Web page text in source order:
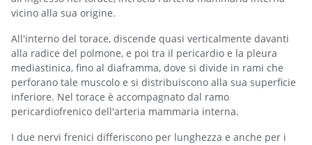
vicino alla sua origine.
All'interno del torace, discende quasi verticalmente davanti
alla radice del polmone, e poi tra il pericardio e la pleura
mediastinica, fino al diaframma, dove si divide in rami che
perforano tale muscolo e si distribuiscono alla sua superficie
inferiore. Nel torace è accompagnato dal ramo
pericardiofrenico dell'arteria mammaria interna.
I due nervi frenici differiscono per lunghezza e anche per i